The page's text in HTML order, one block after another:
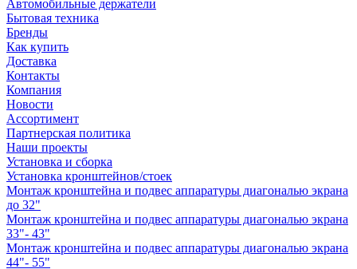
Автомобильные держатели
Бытовая техника
Бренды
Как купить
Доставка
Контакты
Компания
Новости
Ассортимент
Партнерская политика
Наши проекты
Установка и сборка
Установка кронштейнов/стоек
Монтаж кронштейна и подвес аппаратуры диагональю экрана
до 32"
Монтаж кронштейна и подвес аппаратуры диагональю экрана
33"- 43"
Монтаж кронштейна и подвес аппаратуры диагональю экрана
44"- 55"